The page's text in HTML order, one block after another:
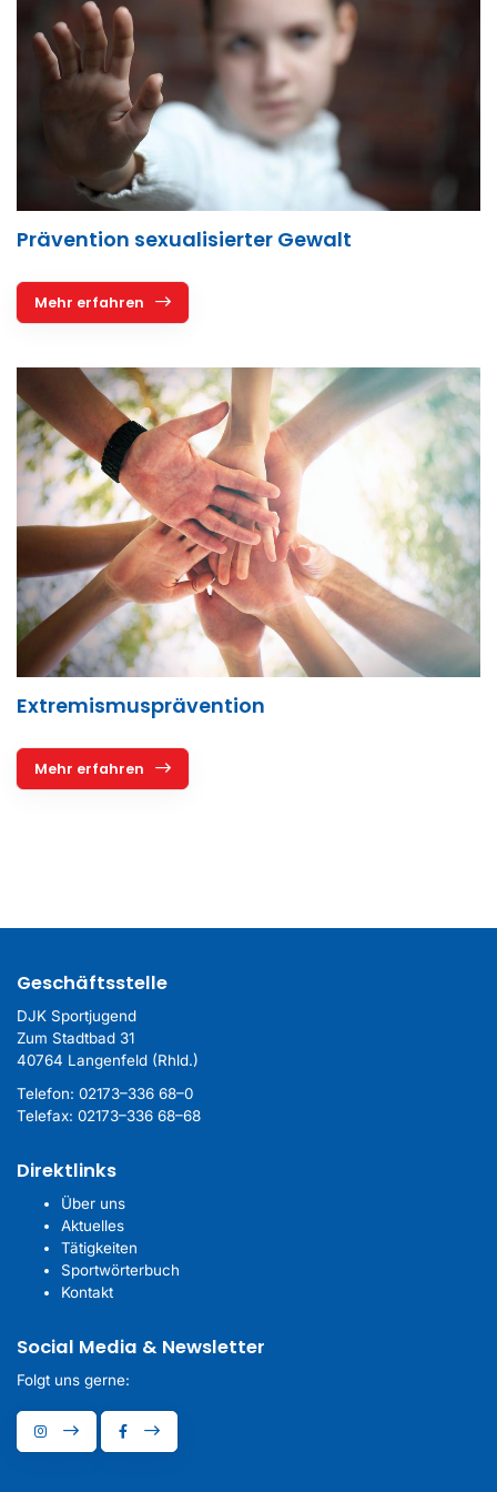
Prävention sexualisierter Gewalt
Mehr erfahren
Extremismusprävention
Mehr erfahren
Geschäftsstelle
DJK Sportjugend
Zum Stadtbad 31
40764 Langenfeld (Rhld.)
Telefon: 02173–336 68–0
Telefax: 02173–336 68–68
Direktlinks
Über uns
Aktuelles
Tätigkeiten
Sportwörterbuch
Kontakt
Social Media & Newsletter
Folgt uns gerne: